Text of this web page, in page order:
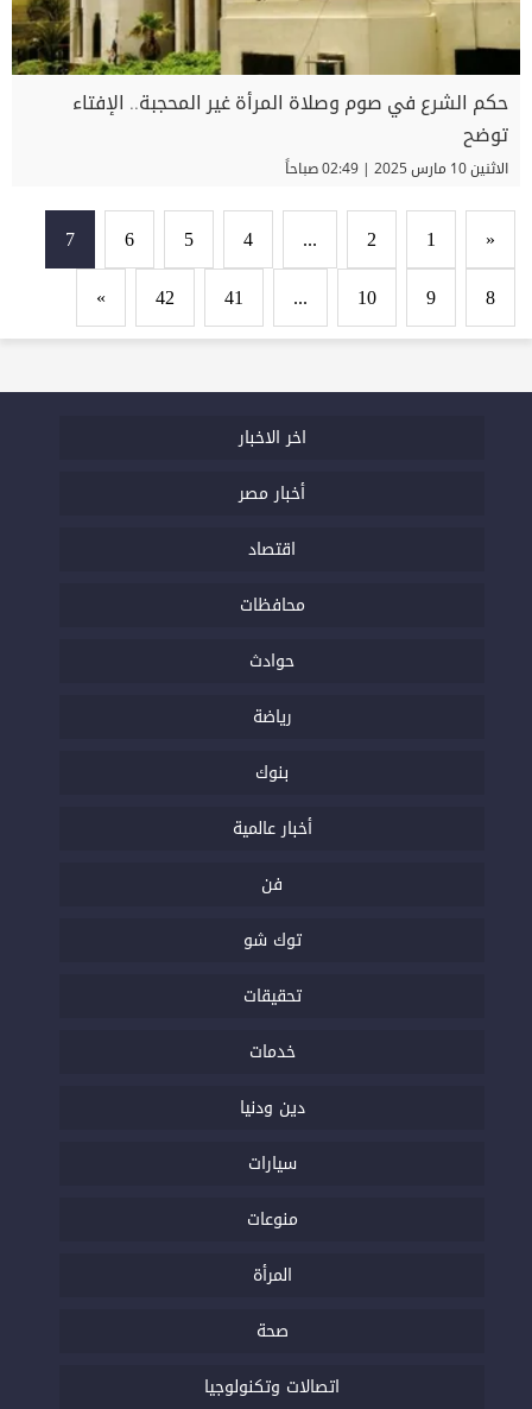
حكم الشرع في صوم وصلاة المرأة غير المحجبة.. الإفتاء
توضح
الاثنين 10 مارس 2025 | 02:49 صباحاً
«
1
2
...
4
5
6
7
8
9
10
...
41
42
»
اخر الاخبار
أخبار مصر
اقتصاد
محافظات
حوادث
رياضة
بنوك
أخبار عالمية
فن
توك شو
تحقيقات
خدمات
دين ودنيا
سيارات
منوعات
المرأة
صحة
اتصالات وتكنولوجيا